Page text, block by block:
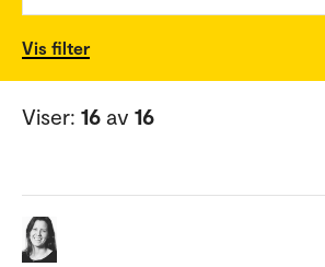
Vis filter
Viser: 16 av 16